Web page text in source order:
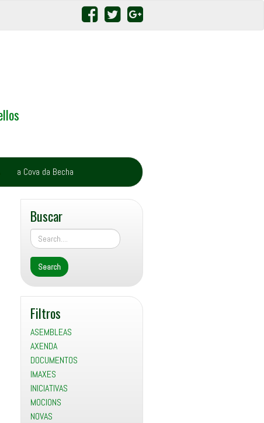
a Cova da Becha
Buscar
Filtros
ASEMBLEAS
AXENDA
DOCUMENTOS
IMAXES
INICIATIVAS
MOCIONS
NOVAS